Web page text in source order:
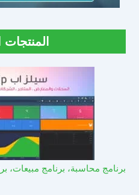
المنتجات
برنامج محاسبة، برنامج مبيعات،